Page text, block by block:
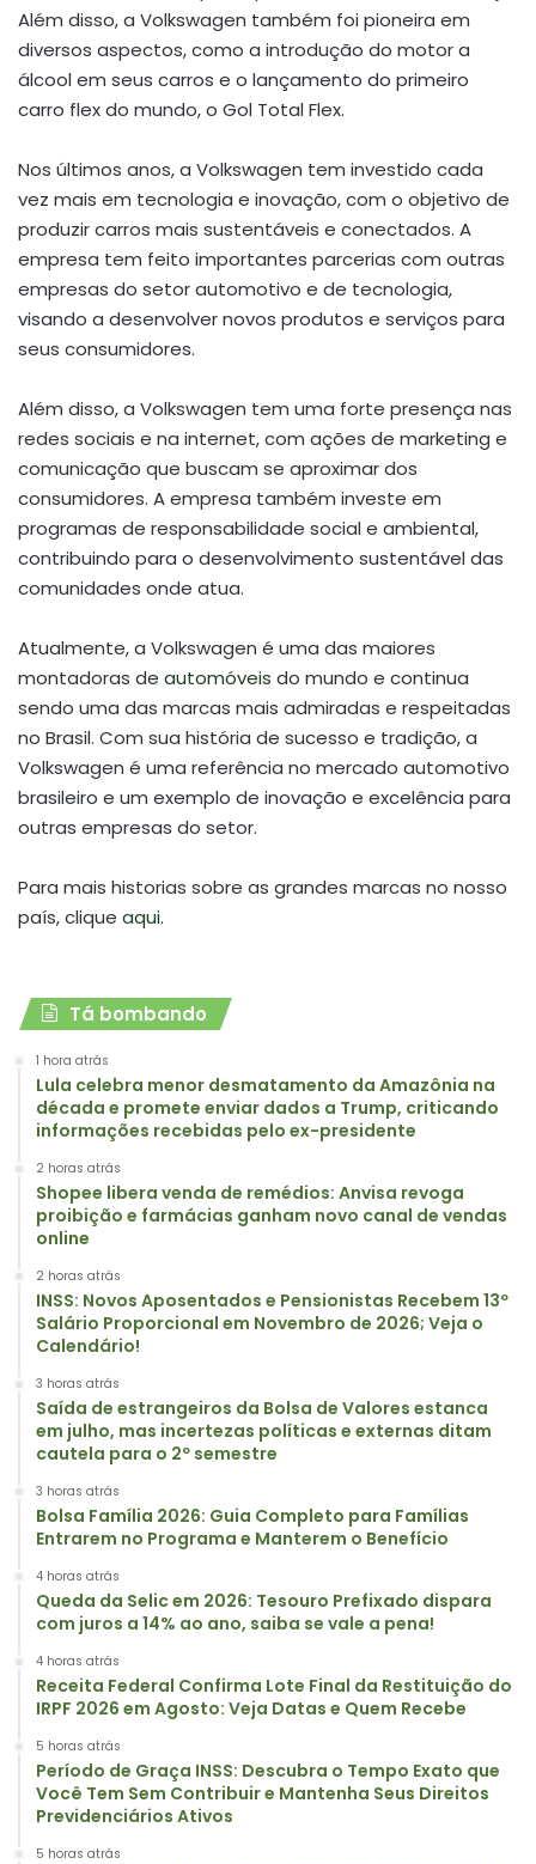
Além disso, a Volkswagen também foi pioneira em
diversos aspectos, como a introdução do motor a
álcool em seus carros e o lançamento do primeiro
carro flex do mundo, o Gol Total Flex.
Nos últimos anos, a Volkswagen tem investido cada
vez mais em tecnologia e inovação, com o objetivo de
produzir carros mais sustentáveis e conectados. A
empresa tem feito importantes parcerias com outras
empresas do setor automotivo e de tecnologia,
visando a desenvolver novos produtos e serviços para
seus consumidores.
Além disso, a Volkswagen tem uma forte presença nas
redes sociais e na internet, com ações de marketing e
comunicação que buscam se aproximar dos
consumidores. A empresa também investe em
programas de responsabilidade social e ambiental,
contribuindo para o desenvolvimento sustentável das
comunidades onde atua.
Atualmente, a Volkswagen é uma das maiores
montadoras de automóveis do mundo e continua
sendo uma das marcas mais admiradas e respeitadas
no Brasil. Com sua história de sucesso e tradição, a
Volkswagen é uma referência no mercado automotivo
brasileiro e um exemplo de inovação e excelência para
outras empresas do setor.
Para mais historias sobre as grandes marcas no nosso
país, clique aqui.
Tá bombando
1 hora atrás
Lula celebra menor desmatamento da Amazônia na
década e promete enviar dados a Trump, criticando
informações recebidas pelo ex-presidente
2 horas atrás
Shopee libera venda de remédios: Anvisa revoga
proibição e farmácias ganham novo canal de vendas
online
2 horas atrás
INSS: Novos Aposentados e Pensionistas Recebem 13º
Salário Proporcional em Novembro de 2026; Veja o
Calendário!
3 horas atrás
Saída de estrangeiros da Bolsa de Valores estanca
em julho, mas incertezas políticas e externas ditam
cautela para o 2º semestre
3 horas atrás
Bolsa Família 2026: Guia Completo para Famílias
Entrarem no Programa e Manterem o Benefício
4 horas atrás
Queda da Selic em 2026: Tesouro Prefixado dispara
com juros a 14% ao ano, saiba se vale a pena!
4 horas atrás
Receita Federal Confirma Lote Final da Restituição do
IRPF 2026 em Agosto: Veja Datas e Quem Recebe
5 horas atrás
Período de Graça INSS: Descubra o Tempo Exato que
Você Tem Sem Contribuir e Mantenha Seus Direitos
Previdenciários Ativos
5 horas atrás